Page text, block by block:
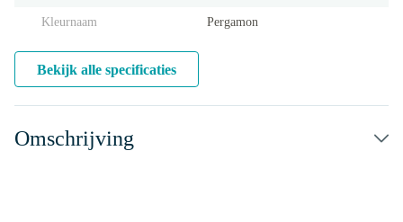
Kleurnaam Pergamon
Bekijk alle specificaties
Omschrijving